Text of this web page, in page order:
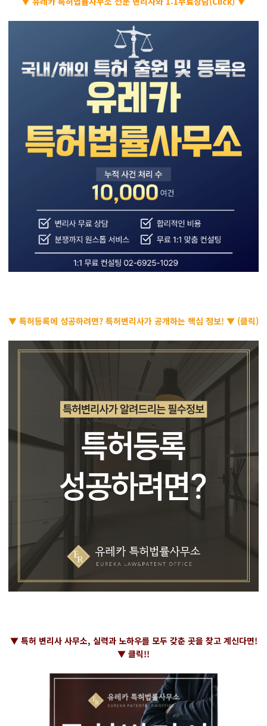
▼ 특허등록에 성공하려면? 특허변리사가 공개하는 핵심 정보! ▼ (클릭)
▼ 특허 변리사 사무소, 실력과 노하우를 모두 갖춘 곳을 찾고 계신다면!
▼ 클릭!!